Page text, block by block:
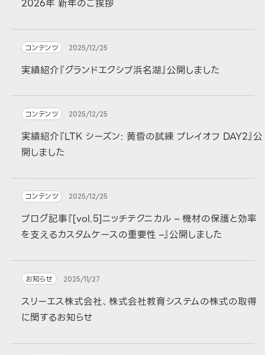
2026年 新年のご挨拶
コンテンツ 2025/12/25
実績紹介『グランドエクシブ浜名湖』公開しました
コンテンツ 2025/12/25
実績紹介『LTK シーズン: 黄昏の試練 プレイオフ DAY2』公
開しました
コンテンツ 2025/12/25
ブログ記事『[vol.5]ニッチテクニカル – 機材の保護と効率
を支えるカスタムケースの重要性 –』公開しました
お知らせ 2025/11/27
スリーエス株式会社、株式会社教育システムの株式の取得
に関するお知らせ